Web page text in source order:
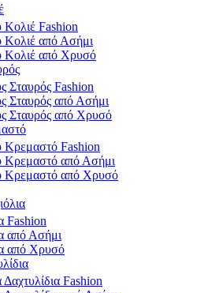
Κολιέ Fashion
Κολιέ από Ασήμι
Κολιέ από Χρυσό
Σταυρός Fashion
Σταυρός από Ασήμι
Σταυρός από Χρυσό
Κρεμαστό Fashion
Κρεμαστό από Ασήμι
Κρεμαστό από Χρυσό
Fashion
από Ασήμι
από Χρυσό
Δαχτυλίδια Fashion